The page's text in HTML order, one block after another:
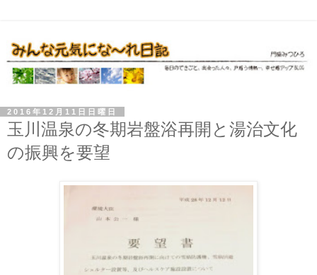
2016年12月11日日曜日
玉川温泉の冬期岩盤浴再開と湯治文化
の振興を要望